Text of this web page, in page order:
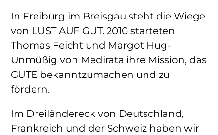
In Freiburg im Breisgau steht die Wiege
von LUST AUF GUT. 2010 starteten
Thomas Feicht und Margot Hug-
Unmüßig von Medirata ihre Mission, das
GUTE bekanntzumachen und zu
fördern.
Im Dreiländereck von Deutschland,
Frankreich und der Schweiz haben wir